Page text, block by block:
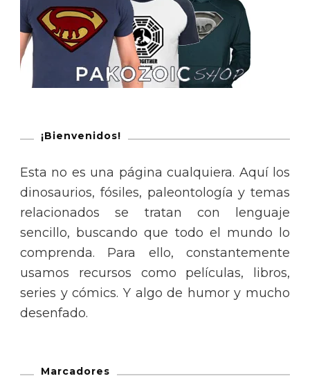
¡Bienvenidos!
Esta no es una página cualquiera. Aquí los
dinosaurios, fósiles, paleontología y temas
relacionados se tratan con lenguaje
sencillo, buscando que todo el mundo lo
comprenda. Para ello, constantemente
usamos recursos como películas, libros,
series y cómics. Y algo de humor y mucho
desenfado.
Marcadores